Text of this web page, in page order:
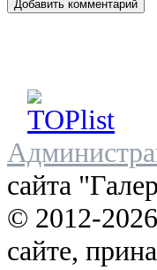
сайта
© 2012-
сайте,